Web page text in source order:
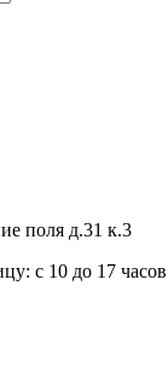
поля д.31 к.3
с 10 до 17 часов